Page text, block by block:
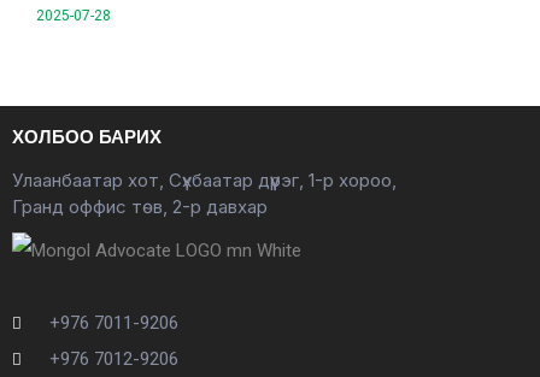
2025-07-28
ХОЛБОО БАРИХ
Улаанбаатар хот, Сүхбаатар дүүрэг, 1-р хороо,
Гранд оффис төв, 2-р давхар
+976 7011-9206
+976 7012-9206